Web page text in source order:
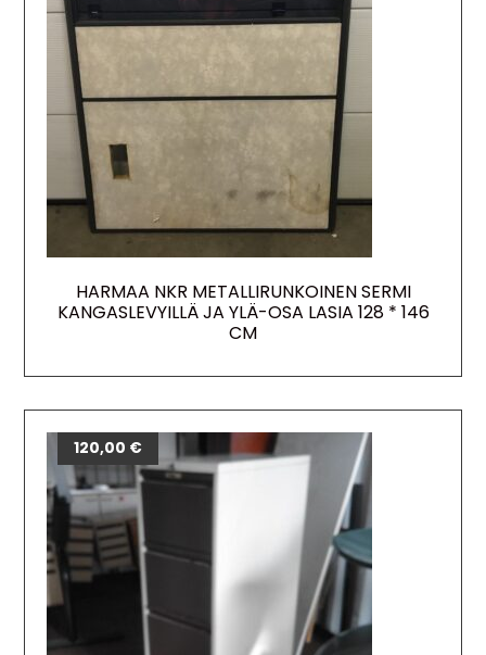
HARMAA NKR METALLIRUNKOINEN SERMI
KANGASLEVYILLÄ JA YLÄ-OSA LASIA 128 * 146
CM
120,00 €